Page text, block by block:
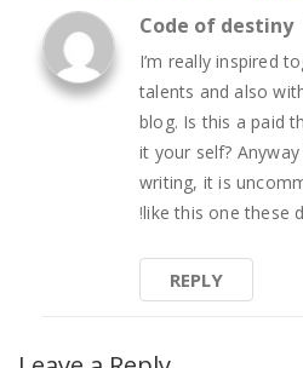
Code of destiny
I’m really inspired
talents and also
blog. Is this a paid
it your self?
writing, it is
like this one these
!
REPLY